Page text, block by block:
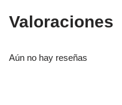
Valoraciones
Aún no hay reseñas